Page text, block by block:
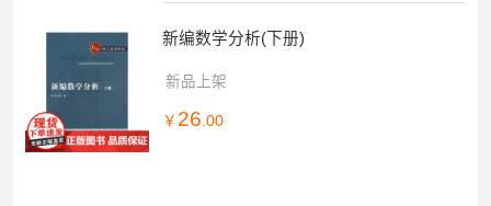
新编数学分析(下册)
新品上架
￥ 26.00